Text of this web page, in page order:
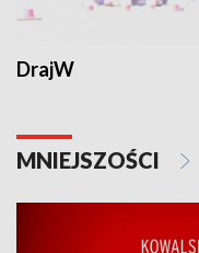
DrajW
MNIEJSZOŚCI